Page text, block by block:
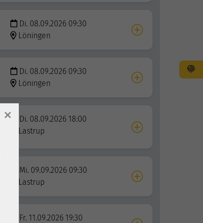
Di. 08.09.2026 09:30
Löningen
Di. 08.09.2026 09:30
Löningen
Di. 08.09.2026 18:00
Lastrup
Mi. 09.09.2026 09:30
Lastrup
Fr. 11.09.2026 19:30
×